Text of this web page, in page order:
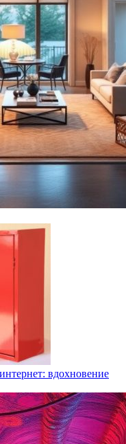
вдохновение